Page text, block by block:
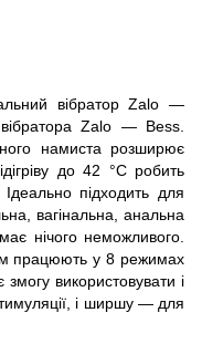
вібратор Zalo —
Zalo — Bess.
намиста розширює
до 42 °C робить
підходить для
вагінальна, анальна
нічого неможливого.
працюють у 8 режимах
використовувати і
і ширшу — для